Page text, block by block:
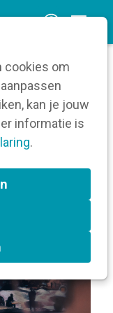
cookies om
kan je jouw
informatie is
.
n
m